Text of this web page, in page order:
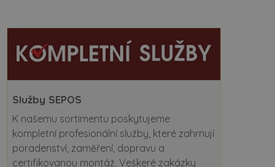
Služby SEPOS
K našemu sortimentu poskytujeme
kompletní profesionální služby, které zahrnují
poradenství, zaměření, dopravu a
certifikovanou montáž. Veškeré zakázky